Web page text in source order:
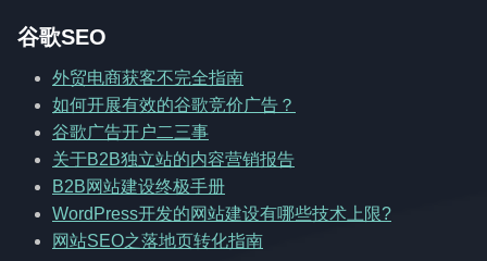
谷歌SEO
外贸电商获客不完全指南
如何开展有效的谷歌竞价广告？
谷歌广告开户二三事
关于B2B独立站的内容营销报告
B2B网站建设终极手册
WordPress开发的网站建设有哪些技术上限?
网站SEO之落地页转化指南